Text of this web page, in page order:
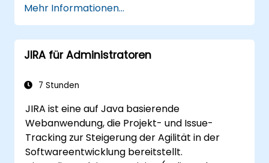
Ansichten wie Liste, Board und Kalender
zur besseren Organisation zu nutzen.
Produktivitätsfunktionen wie Prioritäten,
Tags sowie individuelle Statusangaben
Mithilfe von Kommentaren, Erwähnungen
erfolgreich zusammenzuarbeiten.
Eigene Produktivitäts-Workflows
einzurichten, um den Alltag zu
organisieren.
Mehr Informationen...
JIRA für Administratoren
7 Stunden
JIRA ist eine auf Java basierende
Webanwendung, die Projekt- und Issue-
Tracking zur Steigerung der Agilität in der
Softwareentwicklung bereitstellt.